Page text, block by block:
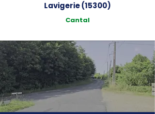
Lavigerie (15300)
Cantal